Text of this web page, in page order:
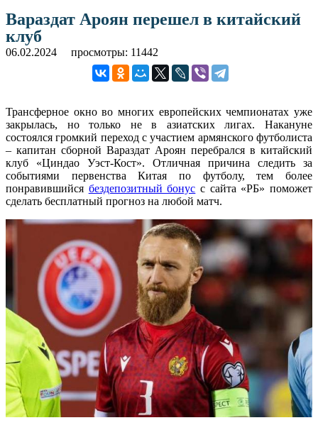
Вараздат Ароян перешел в китайский
клуб
06.02.2024 просмотры: 11442
Трансферное окно во многих европейских чемпионатах уже
закрылась, но только не в азиатских лигах. Накануне
состоялся громкий переход с участием армянского футболиста
– капитан сборной Вараздат Ароян перебрался в китайский
клуб «Циндао Уэст-Кост». Отличная причина следить за
событиями первенства Китая по футболу, тем более
понравившийся бездепозитный бонус с сайта «РБ» поможет
сделать бесплатный прогноз на любой матч.